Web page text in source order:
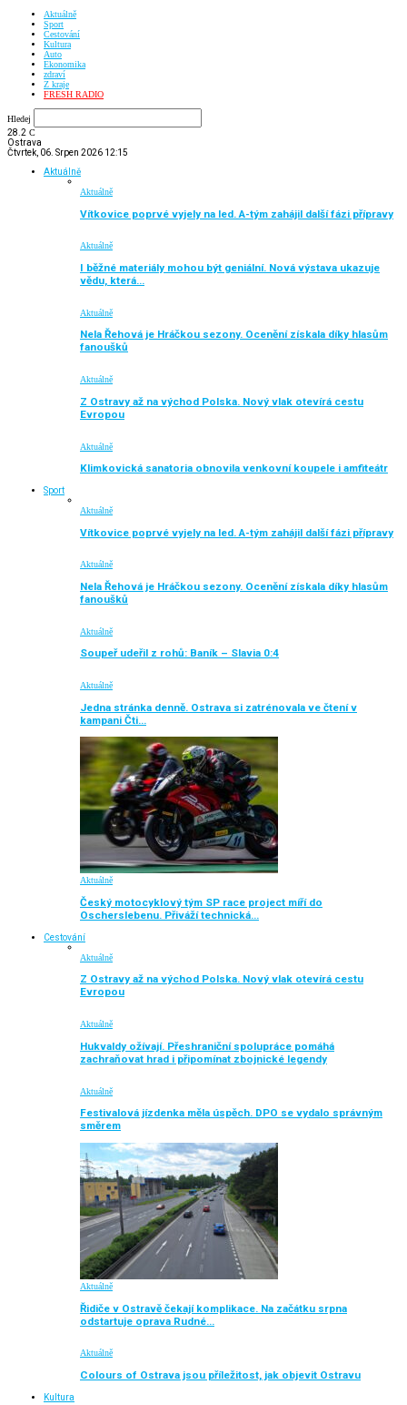
Aktuálně
Sport
Cestování
Kultura
Auto
Ekonomika
zdraví
Z kraje
FRESH RADIO
Hledej
28.2 C
Ostrava
Čtvrtek, 06. Srpen 2026 12:15
Aktuálně
Aktuálně
Vítkovice poprvé vyjely na led. A-tým zahájil další fázi přípravy
Aktuálně
I běžné materiály mohou být geniální. Nová výstava ukazuje
vědu, která…
Aktuálně
Nela Řehová je Hráčkou sezony. Ocenění získala díky hlasům
fanoušků
Aktuálně
Z Ostravy až na východ Polska. Nový vlak otevírá cestu
Evropou
Aktuálně
Klimkovická sanatoria obnovila venkovní koupele i amfiteátr
Sport
Aktuálně
Vítkovice poprvé vyjely na led. A-tým zahájil další fázi přípravy
Aktuálně
Nela Řehová je Hráčkou sezony. Ocenění získala díky hlasům
fanoušků
Aktuálně
Soupeř udeřil z rohů: Baník – Slavia 0:4
Aktuálně
Jedna stránka denně. Ostrava si zatrénovala ve čtení v
kampani Čti…
Aktuálně
Český motocyklový tým SP race project míří do
Oscherslebenu. Přiváží technická…
Cestování
Aktuálně
Z Ostravy až na východ Polska. Nový vlak otevírá cestu
Evropou
Aktuálně
Hukvaldy ožívají. Přeshraniční spolupráce pomáhá
zachraňovat hrad i připomínat zbojnické legendy
Aktuálně
Festivalová jízdenka měla úspěch. DPO se vydalo správným
směrem
Aktuálně
Řidiče v Ostravě čekají komplikace. Na začátku srpna
odstartuje oprava Rudné…
Aktuálně
Colours of Ostrava jsou příležitost, jak objevit Ostravu
Kultura